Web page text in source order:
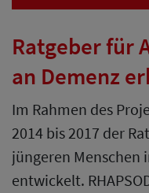
Ratgeber für
an Demenz
Im Rahmen des
2014 bis 2017 der
jüngeren Menschen
entwickelt.